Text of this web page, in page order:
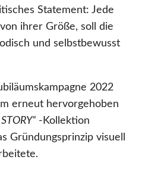
Statement: Jede
ihrer Größe, soll die
und selbstbewusst
2022
erneut hervorgehoben
-Kollektion
Gründungsprinzip visuell